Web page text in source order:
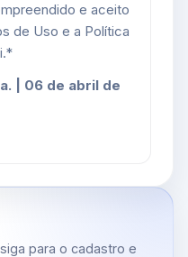
e aceito
de Uso e a Política
| 06 de abril de
para o cadastro e